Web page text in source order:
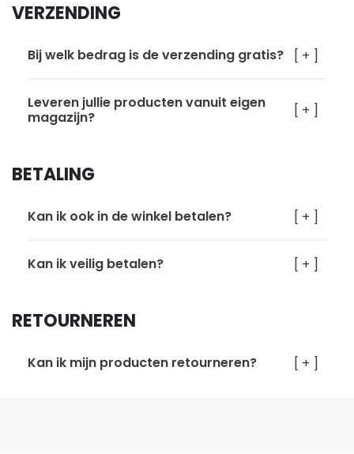
VERZENDING
Bij welk bedrag is de verzending gratis? [ + ]
Leveren jullie producten vanuit eigen
magazijn?
[ + ]
BETALING
Kan ik ook in de winkel betalen? [ + ]
Kan ik veilig betalen? [ + ]
RETOURNEREN
Kan ik mijn producten retourneren? [ + ]